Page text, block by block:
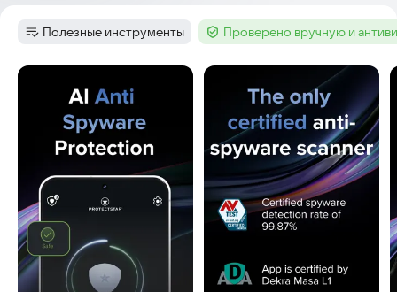
Категория:
Полезные инструменты Тег :Проверено вручную и
Скриншоты